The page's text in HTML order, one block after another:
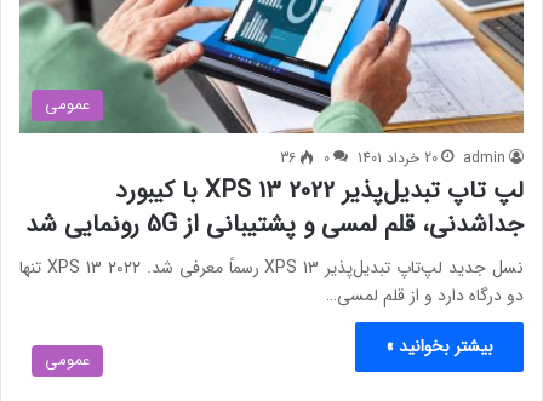
عمومی
admin 20 خرداد 1401 0
36
لپ تاپ تبدیل‌پذیر XPS 13 2022 با کیبورد
جداشدنی، قلم لمسی و پشتیبانی از 5G رونمایی شد
نسل جدید لپ‌تاپ تبدیل‌پذیر XPS 13 رسماً معرفی شد. XPS 13 2022 تنها
دو درگاه دارد و از قلم لمسی…
بیشتر بخوانید »
عمومی